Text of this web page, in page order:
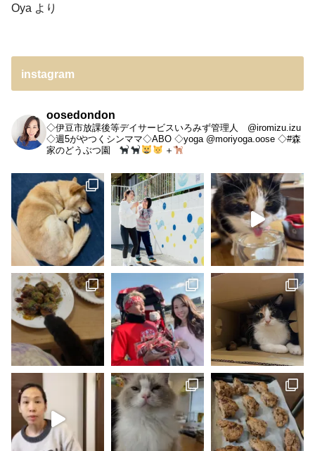
Oya より
instagram
oosedondon
◇伊豆市放課後等デイサービスいろみず管理人 @iromizu.izu
◇週5がやつくシンママ◇ABO ◇yoga @moriyoga.oose ◇#森
家のどうぶつ園
＋